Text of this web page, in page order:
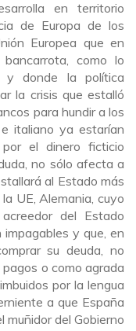
en territorio
de Europa de los
Europea que en
como lo
y donde la política
la crisis que estalló
para hundir a los
italiano ya estarían
el dinero ficticio
no sólo afecta a
al Estado más
UE, Alemania, cuyo
del Estado
y que, en
su deuda, no
o como agrada
por la lengua
a que España
muñidor del Gobierno